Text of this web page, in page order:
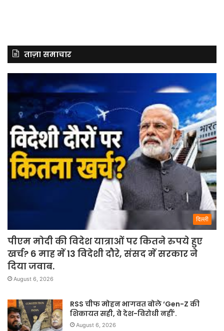
ताज़ा समाचार
दिल्ली
पीएम मोदी की विदेश यात्राओं पर कितने रुपये हुए
खर्च? 6 माह में 13 विदेशी दौरे, संसद में सरकार ने
दिया जवाब.
August 6, 2026
RSS चीफ मोहन भागवत बोले ‘Gen-Z की
शिकायत सही, वे देश-विरोधी नहीं’.
August 6, 2026